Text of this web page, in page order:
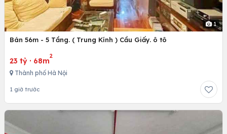
1
Bán 56m - 5 Tầng. ( Trung Kính ) Cầu Giấy. ô tô
23 tỷ · 68m
2
Thành phố Hà Nội
1 giờ trước